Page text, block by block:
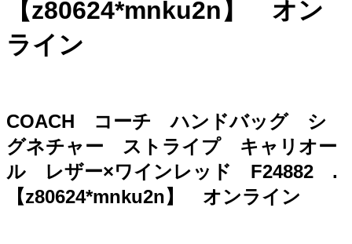
【z80624*mnku2n】 オン
ライン
COACH コーチ ハンドバッグ シ
グネチャー ストライプ キャリオー
ル レザー×ワインレッド F24882 .
【z80624*mnku2n】 オンライン